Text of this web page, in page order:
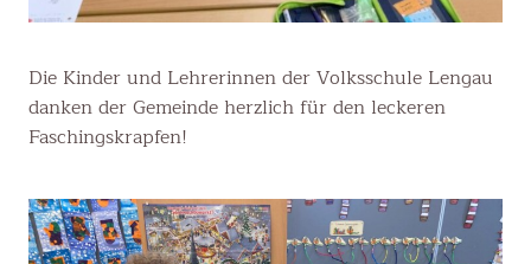
Die Kinder und Lehrerinnen der Volksschule Lengau
danken der Gemeinde herzlich für den leckeren
Faschingskrapfen!